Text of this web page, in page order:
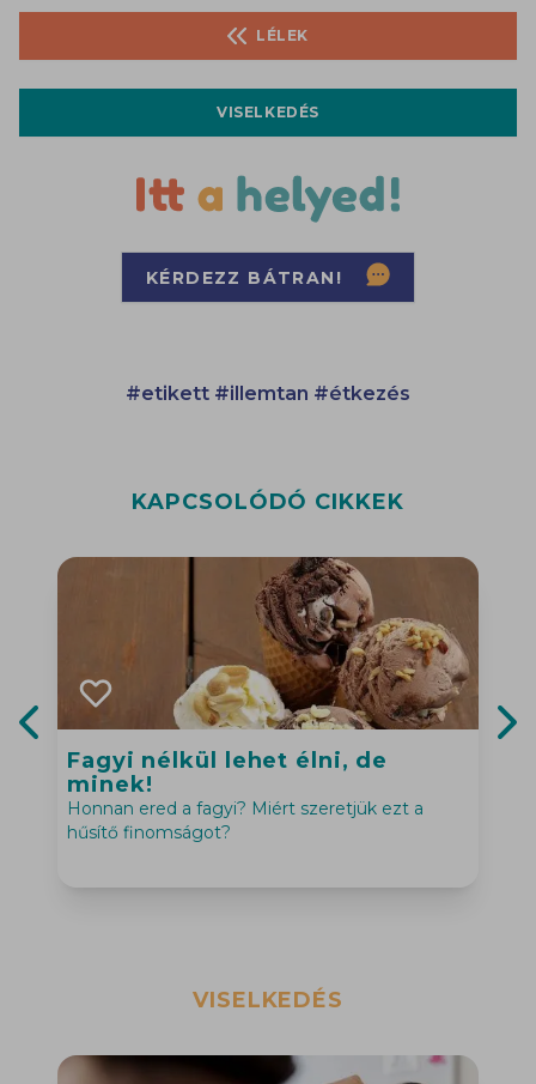
LÉLEK
VISELKEDÉS
KÉRDEZZ BÁTRAN!
#etikett #illemtan #étkezés
KAPCSOLÓDÓ CIKKEK
Fagyi nélkül lehet élni, de
minek!
Honnan ered a fagyi? Miért szeretjük ezt a
hűsítő finomságot?
Previous slide
VISELKEDÉS